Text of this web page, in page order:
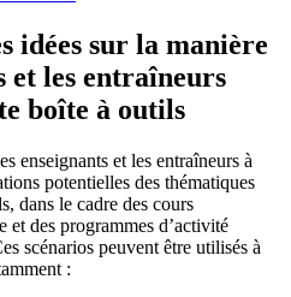
idées sur la manière
et les entraîneurs
boîte à outils
enseignants et les entraîneurs à
potentielles des thématiques
dans le cadre des cours
et des programmes d’activité
scénarios peuvent être utilisés à
: